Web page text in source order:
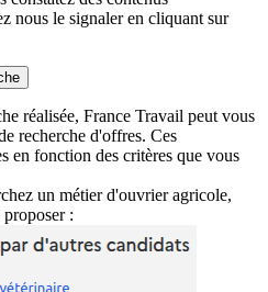
nous le signaler en cliquant sur
réalisée, France Travail peut vous
recherche d'offres. Ces
en fonction des critères que vous
un métier d'ouvrier agricole,
: